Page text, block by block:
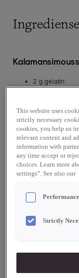
2 g gelatin
200 g grädde
Kokoscrème
25 g
2 g glykos
1 gelatinblad,
95 g
50 g
10 g svarta
This website uses
strictly necessary
cookies, you help us
relevant content and
information with
any time accept or
choices. Learn more
settings”. See also our
Strictly